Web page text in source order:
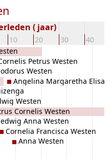
10 20 30 40
( jaar)
Westen
Westen
Cornelis Westen
Anna Westen
Petrus Westen
Cornelia Francisca Westen
Angelina Margaretha
Anna Westen